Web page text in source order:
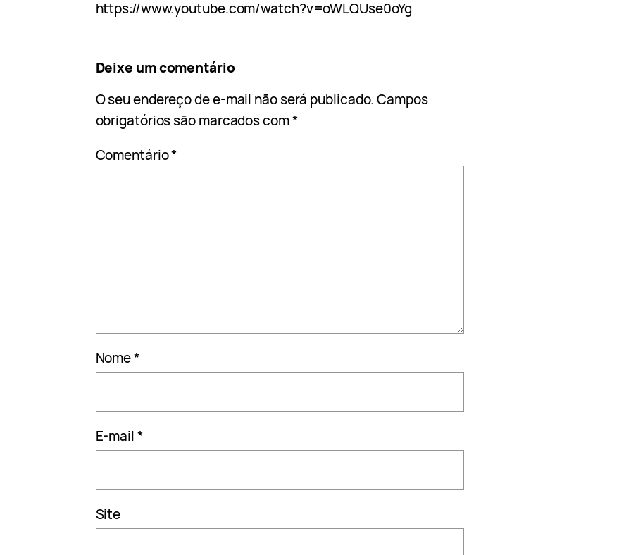
https://www.youtube.com/watch?v=oWLQUse0oYg
Deixe um comentário
O seu endereço de e-mail não será publicado. Campos
obrigatórios são marcados com*
Comentário*
Nome*
E-mail*
Site